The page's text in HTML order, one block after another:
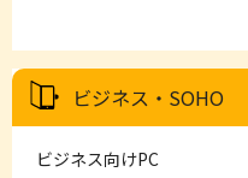
ビジネス・SOHO
ビジネス向けPC